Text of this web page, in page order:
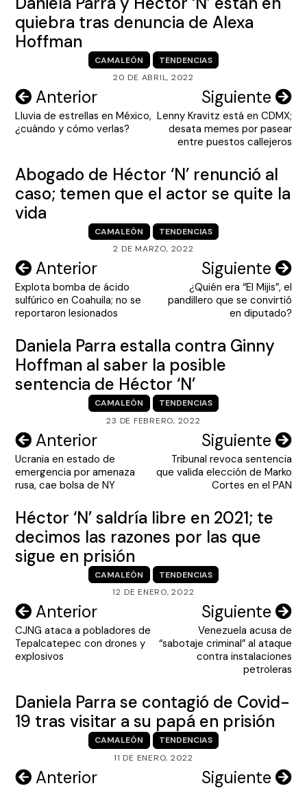
quiebra tras denuncia de Alexa
Hoffman
CAMALEÓN
TENDENCIAS
20 DE ABRIL, 2022
Navegación
de
Anterior
Lluvia de estrellas en México,
¿cuándo y cómo verlas?
Siguiente
Lenny Kravitz está en CDMX;
desata memes por pasear
entre puestos callejeros
Abogado de Héctor ‘N’ renunció al
caso; temen que el actor se quite la
vida
CAMALEÓN
TENDENCIAS
2 DE MARZO, 2022
Navegación
de
entradas
Anterior
Explota bomba de ácido
sulfúrico en Coahuila; no se
reportaron lesionados
Siguiente
¿Quién era “El Mijis”, el
pandillero que se convirtió
en diputado?
Daniela Parra estalla contra Ginny
Hoffman al saber la posible
sentencia de Héctor ‘N’
CAMALEÓN
TENDENCIAS
23 DE FEBRERO, 2022
Navegación
de
entradas
Anterior
Ucrania en estado de
emergencia por amenaza
rusa, cae bolsa de NY
Siguiente
Tribunal revoca sentencia
que valida elección de Marko
Cortes en el PAN
Héctor ‘N’ saldría libre en 2021; te
decimos las razones por las que
sigue en prisión
CAMALEÓN
TENDENCIAS
12 DE ENERO, 2022
Navegación
de
entradas
Anterior
CJNG ataca a pobladores de
Tepalcatepec con drones y
explosivos
Siguiente
Venezuela acusa de
“sabotaje criminal” al ataque
contra instalaciones
petroleras
Daniela Parra se contagió de Covid-
19 tras visitar a su papá en prisión
CAMALEÓN
TENDENCIAS
11 DE ENERO, 2022
Navegación
Anterior Siguiente